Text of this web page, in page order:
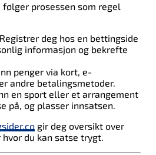
prosessen som regel
deg hos en bettingside
informasjon og bekrefte
penger via kort, e-
andre betalingsmetoder.
en sport eller et arrangement
på, og plasser innsatsen.
gir deg oversikt over
du kan satse trygt.